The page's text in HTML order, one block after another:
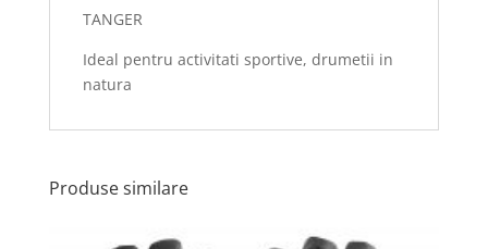
TANGER
Ideal pentru activitati sportive, drumetii in
natura
Produse similare